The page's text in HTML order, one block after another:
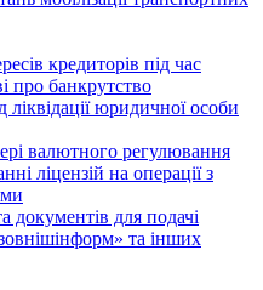
кредиторів під час
про банкрутство
юридичної особи
валютного регулювання
ліцензій на операції з
документів для подачі
та інших